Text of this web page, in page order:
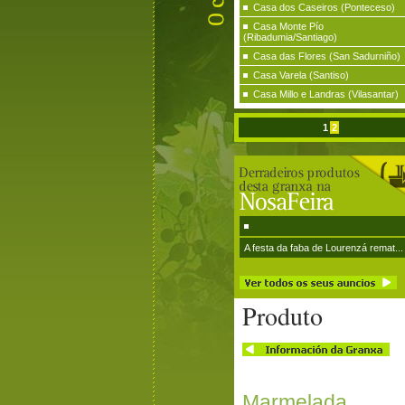
Casa dos Caseiros (Ponteceso)
Casa Monte Pío
(Ribadumia/Santiago)
Casa das Flores (San Sadurniño)
Casa Varela (Santiso)
Casa Millo e Landras (Vilasantar)
1 2
A festa da faba de Lourenzá remat...
Produto